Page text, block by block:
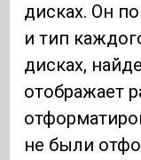
дисках. Он
и тип
дисках,
отображает
не были